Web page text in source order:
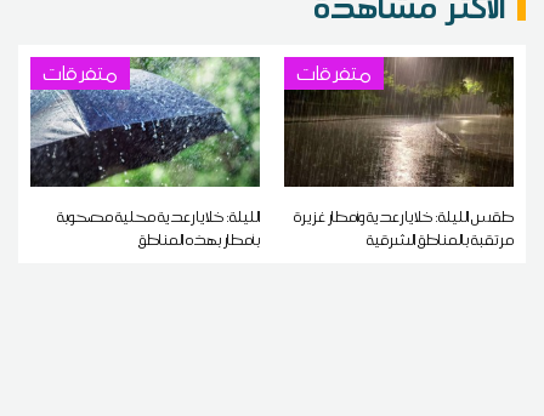
متفرقات
طقس الليلة: خلايا رعدية وأمطار غزيرة
مرتقبة بالمناطق الشرقية
متفرقات
الليلة: خلايا رعدية محلية مصحوبة
بأمطار بهذه المناطق